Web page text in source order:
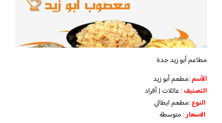
مطاعم أبو زيد جدة
الأسم:مطعم أبو زيد
التصنيف:عائلات| أفراد
النوع:مطعم ايطالي
الاسعار:متوسطة